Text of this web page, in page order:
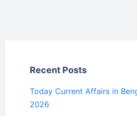
Recent Posts
Today Current Affairs in
2026